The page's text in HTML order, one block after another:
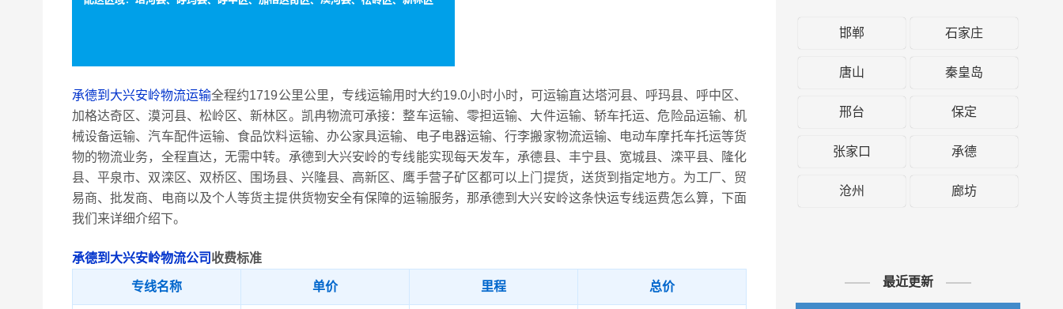
承德到大兴安岭物流运输全程约1719公里公里，专线运输用时大约19.0小时小时，可运输直达塔河县、呼玛县、呼中区、
加格达奇区、漠河县、松岭区、新林区。凯冉物流可承接：整车运输、零担运输、大件运输、轿车托运、危险品运输、机
械设备运输、汽车配件运输、食品饮料运输、办公家具运输、电子电器运输、行李搬家物流运输、电动车摩托车托运等货
物的物流业务，全程直达，无需中转。承德到大兴安岭的专线能实现每天发车，承德县、丰宁县、宽城县、滦平县、隆化
县、平泉市、双滦区、双桥区、围场县、兴隆县、高新区、鹰手营子矿区都可以上门提货，送货到指定地方。为工厂、贸
易商、批发商、电商以及个人等货主提供货物安全有保障的运输服务，那承德到大兴安岭这条快运专线运费怎么算，下面
我们来详细介绍下。
承德到大兴安岭物流公司 收费标准
专线名称 单价 里程 总价
邯郸 石家庄
唐山 秦皇岛
邢台 保定
张家口 承德
沧州 廊坊
最近更新